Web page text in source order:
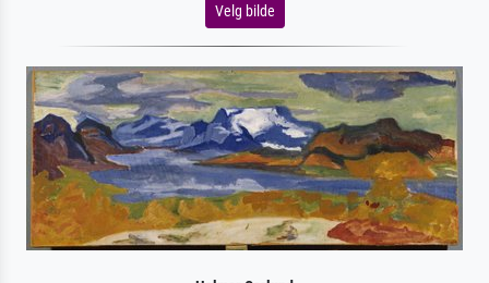
Velg bilde